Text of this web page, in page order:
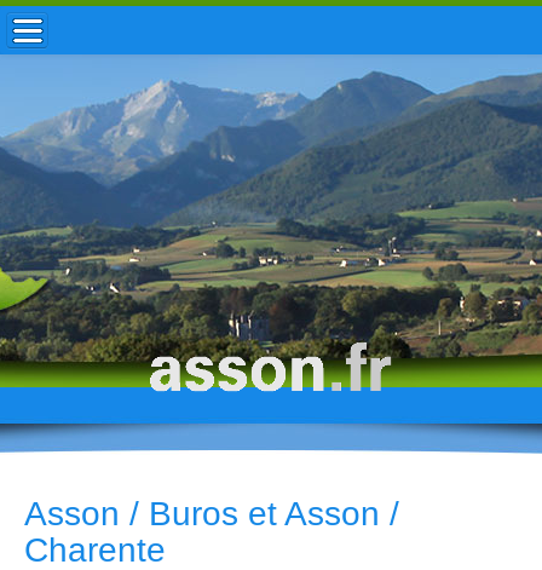
ACCUEIL / INFOS
MUNICIPALITÉ
VIE LOCALE
ENFANCE
TOURISME
HISTOIRE
Asson / Buros et Asson /
Charente